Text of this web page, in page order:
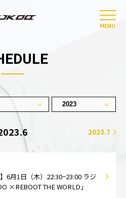
MENU
2023.7
6月1日（木）22:30~23:00 ラジ
×REBOOT THE WORLD」